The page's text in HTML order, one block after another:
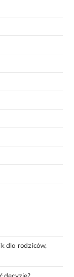
dla rodziców,
decyzję?